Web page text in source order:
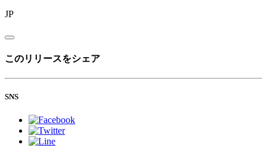
JP
このリリースをシェア
SNS